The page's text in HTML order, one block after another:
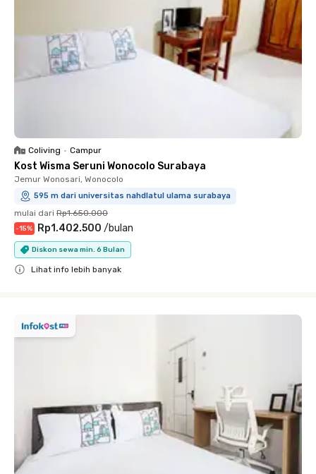
Coliving • Campur
Kost Wisma Seruni Wonocolo Surabaya
Jemur Wonosari, Wonocolo
595 m dari universitas nahdlatul ulama surabaya
mulai dari Rp1.650.000
-15% Rp1.402.500 /bulan
Diskon sewa min. 6 Bulan
Lihat info lebih banyak